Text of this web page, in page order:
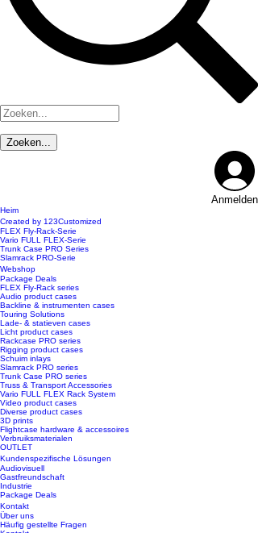
Anmelden
Heim
Created by 123Customized
FLEX Fly-Rack-Serie
Vario FULL FLEX-Serie
Trunk Case PRO Series
Slamrack PRO-Serie
Webshop
Package Deals
FLEX Fly-Rack series
Audio product cases
Backline & instrumenten cases
Touring Solutions
Lade- & statieven cases
Licht product cases
Rackcase PRO series
Rigging product cases
Schuim inlays
Slamrack PRO series
Trunk Case PRO series
Truss & Transport Accessories
Vario FULL FLEX Rack System
Video product cases
Diverse product cases
3D prints
Flightcase hardware & accessoires
Verbruiksmaterialen
OUTLET
Kundenspezifische Lösungen
Audiovisuell
Gastfreundschaft
Industrie
Package Deals
Kontakt
Über uns
Häufig gestellte Fragen